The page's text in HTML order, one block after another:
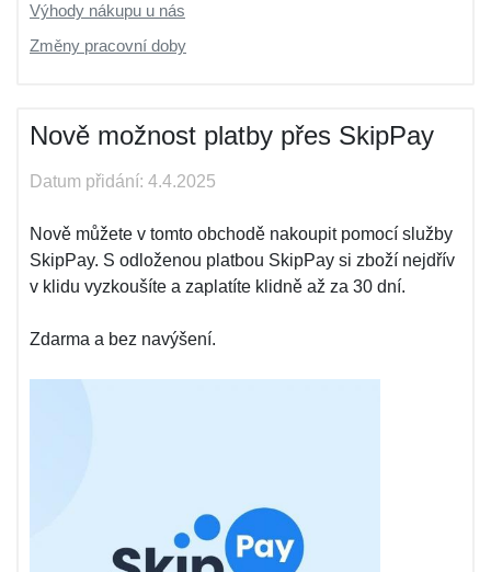
Výhody nákupu u nás
Změny pracovní doby
Nově možnost platby přes SkipPay
Datum přidání: 4.4.2025
Nově můžete v tomto obchodě nakoupit pomocí služby
SkipPay. S odloženou platbou SkipPay si zboží nejdřív
v klidu vyzkoušíte a zaplatíte klidně až za 30 dní.
Zdarma a bez navýšení.